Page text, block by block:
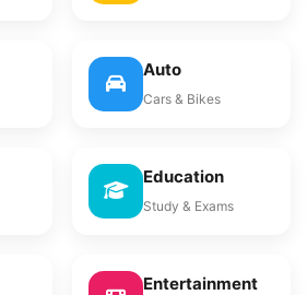
Auto
Cars & Bikes
Education
Study & Exams
Entertainment